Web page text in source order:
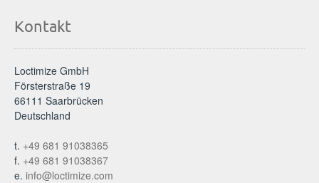
Kontakt
Loctimize GmbH
Försterstraße 19
66111 Saarbrücken
Deutschland
t. +49 681 91038365
f. +49 681 91038367
e. info@loctimize.com